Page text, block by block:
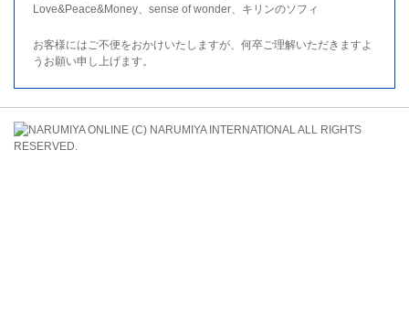
Love&Peace&Money、sense of wonder、キリンのソフィ
お客様にはご不便をおかけいたしますが、何卒ご理解いただきますよ
うお願い申し上げます。